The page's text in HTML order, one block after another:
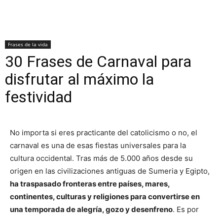
Frases de la vida
30 Frases de Carnaval para
disfrutar al máximo la
festividad
No importa si eres practicante del catolicismo o no, el
carnaval es una de esas fiestas universales para la
cultura occidental. Tras más de 5.000 años desde su
origen en las civilizaciones antiguas de Sumeria y Egipto,
ha traspasado fronteras entre países, mares,
continentes, culturas y religiones para convertirse en
una temporada de alegría, gozo y desenfreno. Es por